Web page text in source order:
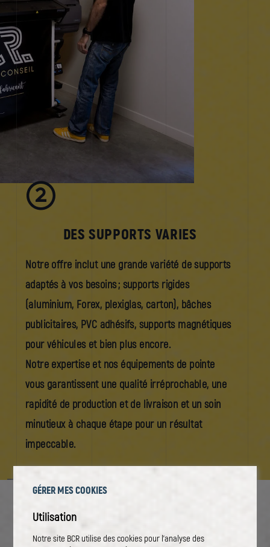
DES SUPPORTS VARIES
Notre offre inclut une grande variété de supports
adaptés à vos besoins ; supports rigides
(aluminium, Forex, plexiglas, carton), bâches
publicitaires, PVC adhésifs, supports magnétiques
pour véhicules et bien plus encore.
Notre expertise et nos équipements de pointe
vous garantissent une qualité irréprochable, une
rapidité de production et de livraison et un soin
minutieux à chaque étape pour un résultat
impeccable.
GÉRER MES COOKIES
Utilisation
Notre site BCR utilise des cookies pour l'analyse des